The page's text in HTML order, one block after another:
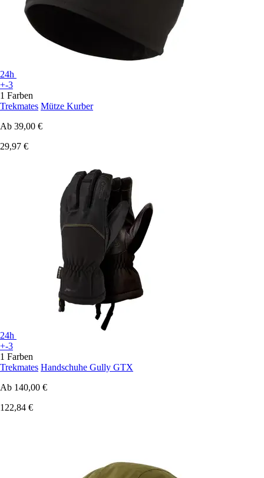
24h
+-3
1 Farben
Trekmates Mütze Kurber
Ab 39,00 €
29,97 €
24h
+-3
1 Farben
Trekmates Handschuhe Gully GTX
Ab 140,00 €
122,84 €